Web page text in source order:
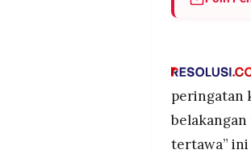
kasus
Data
peringatan
tertawa”